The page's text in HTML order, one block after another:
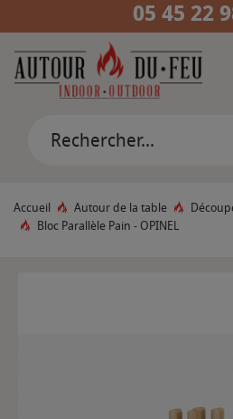
05 45 22
Accueil Autour de la table
Bloc Parallèle Pain - OPINEL